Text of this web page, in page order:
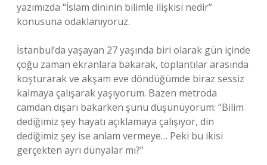
yazımızda “İslam dininin bilimle ilişkisi nedir”
konusuna odaklanıyoruz.
İstanbul’da yaşayan 27 yaşında biri olarak gün içinde
çoğu zaman ekranlara bakarak, toplantılar arasında
koşturarak ve akşam eve döndüğümde biraz sessiz
kalmaya çalışarak yaşıyorum. Bazen metroda
camdan dışarı bakarken şunu düşünüyorum: “Bilim
dediğimiz şey hayatı açıklamaya çalışıyor, din
dediğimiz şey ise anlam vermeye… Peki bu ikisi
gerçekten ayrı dünyalar mı?”